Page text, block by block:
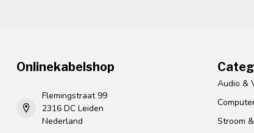
Onlinekabelshop
Flemingstraat 99
2316 DC Leiden
Nederland
Audio &
Stroom